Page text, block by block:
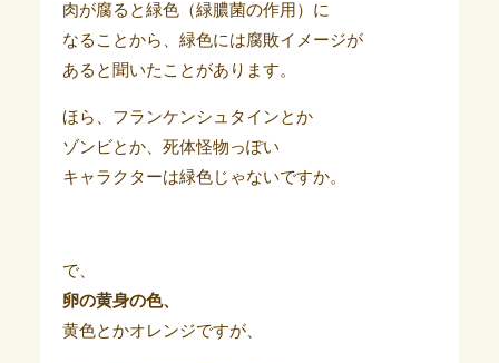
肉が腐ると緑色（緑膿菌の作用）に
なることから、緑色には腐敗イメージが
あると聞いたことがあります。
ほら、フランケンシュタインとか
ゾンビとか、死体怪物っぽい
キャラクターは緑色じゃないですか。
で、
卵の黄身の色、
黄色とかオレンジですが、